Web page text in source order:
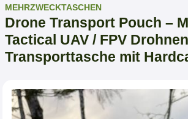
MEHRZWECKTASCHEN
Drone Transport Pouch –
Tactical UAV / FPV Drohnen
Transporttasche mit